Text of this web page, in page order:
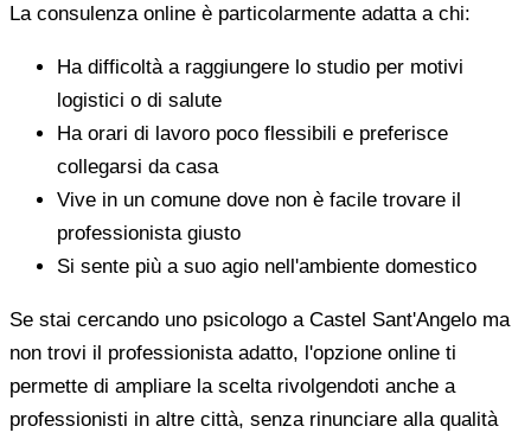
La consulenza online è particolarmente adatta a chi:
Ha difficoltà a raggiungere lo studio per motivi
logistici o di salute
Ha orari di lavoro poco flessibili e preferisce
collegarsi da casa
Vive in un comune dove non è facile trovare il
professionista giusto
Si sente più a suo agio nell'ambiente domestico
Se stai cercando uno psicologo a Castel Sant'Angelo ma
non trovi il professionista adatto, l'opzione online ti
permette di ampliare la scelta rivolgendoti anche a
professionisti in altre città, senza rinunciare alla qualità